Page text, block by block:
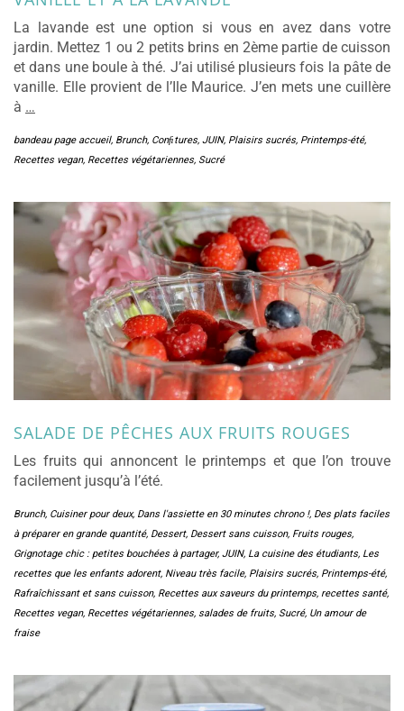
La lavande est une option si vous en avez dans votre
jardin. Mettez 1 ou 2 petits brins en 2ème partie de cuisson
et dans une boule à thé. J’ai utilisé plusieurs fois la pâte de
vanille. Elle provient de l’Ile Maurice. J’en mets une cuillère
à …
bandeau page accueil, Brunch, Conﬁtures, JUIN, Plaisirs sucrés, Printemps-été,
Recettes vegan, Recettes végétariennes, Sucré
SALADE DE PÊCHES AUX FRUITS ROUGES
Les fruits qui annoncent le printemps et que l’on trouve
facilement jusqu’à l’été.
Brunch, Cuisiner pour deux, Dans l'assiette en 30 minutes chrono !, Des plats faciles
à préparer en grande quantité, Dessert, Dessert sans cuisson, Fruits rouges,
Grignotage chic : petites bouchées à partager, JUIN, La cuisine des étudiants, Les
recettes que les enfants adorent, Niveau très facile, Plaisirs sucrés, Printemps-été,
Rafraîchissant et sans cuisson, Recettes aux saveurs du printemps, recettes santé,
Recettes vegan, Recettes végétariennes, salades de fruits, Sucré, Un amour de
fraise